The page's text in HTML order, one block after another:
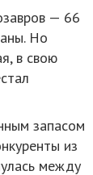
— 66
Но
в свою
запасом
из
между